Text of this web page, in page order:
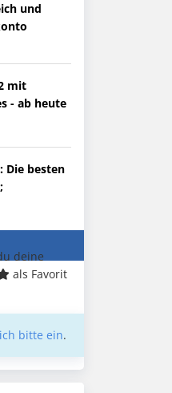
und
mit
- ab heute
Die besten
deine
als Favorit
bitte ein.